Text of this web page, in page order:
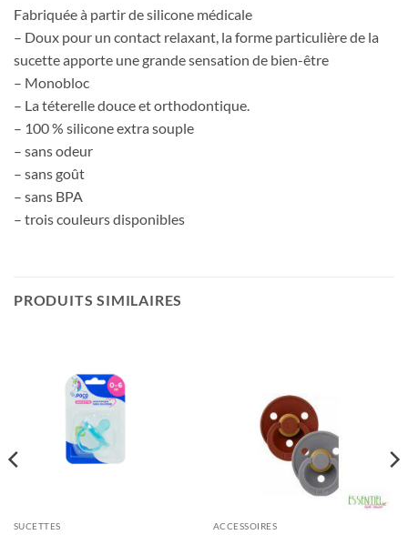
Fabriquée à partir de silicone médicale
– Doux pour un contact relaxant, la forme particulière de la
sucette apporte une grande sensation de bien-être
– Monobloc
– La téterelle douce et orthodontique.
– 100 % silicone extra souple
– sans odeur
– sans goût
– sans BPA
– trois couleurs disponibles
PRODUITS SIMILAIRES
SUCETTES ACCESSOIRES